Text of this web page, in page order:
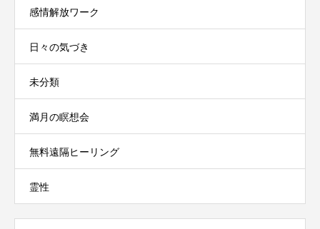
感情解放ワーク
日々の気づき
未分類
満月の瞑想会
無料遠隔ヒーリング
霊性